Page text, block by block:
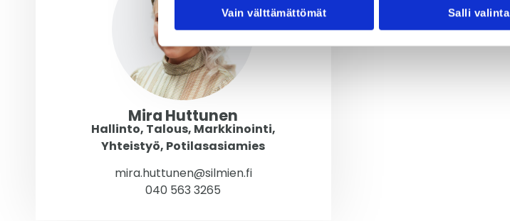
Vain välttämättömät Salli valinta
Mira Huttunen
Hallinto, Talous, Markkinointi,
Yhteistyö, Potilasasiamies
mira.huttunen@silmien.fi
040 563 3265